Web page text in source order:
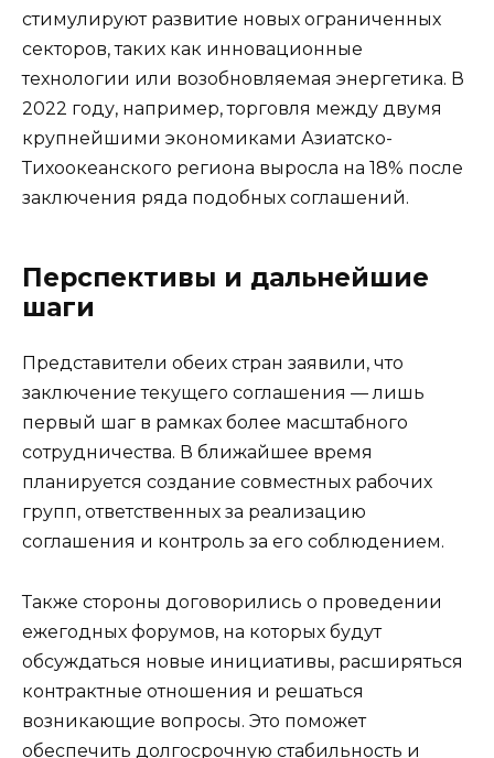
стимулируют развитие новых ограниченных
секторов, таких как инновационные
технологии или возобновляемая энергетика. В
2022 году, например, торговля между двумя
крупнейшими экономиками Азиатско-
Тихоокеанского региона выросла на 18% после
заключения ряда подобных соглашений.
Перспективы и дальнейшие
шаги
Представители обеих стран заявили, что
заключение текущего соглашения — лишь
первый шаг в рамках более масштабного
сотрудничества. В ближайшее время
планируется создание совместных рабочих
групп, ответственных за реализацию
соглашения и контроль за его соблюдением.
Также стороны договорились о проведении
ежегодных форумов, на которых будут
обсуждаться новые инициативы, расширяться
контрактные отношения и решаться
возникающие вопросы. Это поможет
обеспечить долгосрочную стабильность и